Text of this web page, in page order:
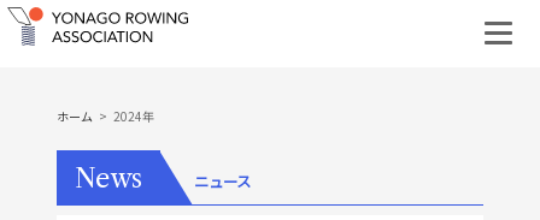
ホーム 2024年
News ニュース